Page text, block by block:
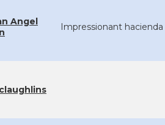
Angel
Impressionant